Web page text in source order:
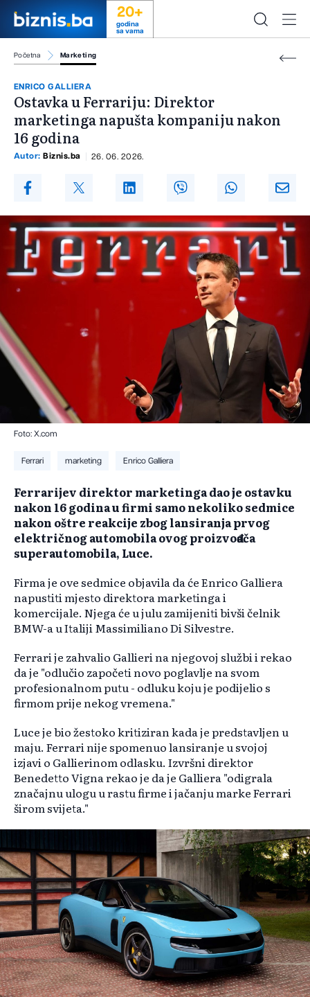
20+
godina
sa vama
Početna Marketing
ENRICO GALLIERA
Ostavka u Ferrariju: Direktor
marketinga napušta kompaniju nakon
16 godina
Autor: Biznis.ba 26. 06. 2026.
Foto: X.com
Ferrari marketing Enrico Galliera
Ferrarijev direktor marketinga dao je ostavku
nakon 16 godina u firmi samo nekoliko sedmice
nakon oštre reakcije zbog lansiranja prvog
električnog automobila ovog proizvođača
superautomobila, Luce.
Firma je ove sedmice objavila da će Enrico Galliera
napustiti mjesto direktora marketinga i
komercijale. Njega će u julu zamijeniti bivši čelnik
BMW-a u Italiji Massimiliano Di Silvestre.
Ferrari je zahvalio Gallieri na njegovoj službi i rekao
da je "odlučio započeti novo poglavlje na svom
profesionalnom putu - odluku koju je podijelio s
firmom prije nekog vremena."
Luce je bio žestoko kritiziran kada je predstavljen u
maju. Ferrari nije spomenuo lansiranje u svojoj
izjavi o Gallierinom odlasku. Izvršni direktor
Benedetto Vigna rekao je da je Galliera "odigrala
značajnu ulogu u rastu firme i jačanju marke Ferrari
širom svijeta."